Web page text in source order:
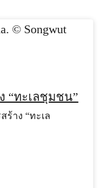
“ทะเลชุมชน”
าง “ทะเล